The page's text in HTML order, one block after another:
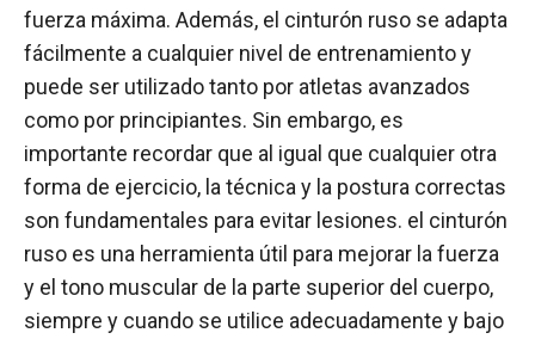
fuerza máxima. Además, el cinturón ruso se adapta
fácilmente a cualquier nivel de entrenamiento y
puede ser utilizado tanto por atletas avanzados
como por principiantes. Sin embargo, es
importante recordar que al igual que cualquier otra
forma de ejercicio, la técnica y la postura correctas
son fundamentales para evitar lesiones. el cinturón
ruso es una herramienta útil para mejorar la fuerza
y el tono muscular de la parte superior del cuerpo,
siempre y cuando se utilice adecuadamente y bajo